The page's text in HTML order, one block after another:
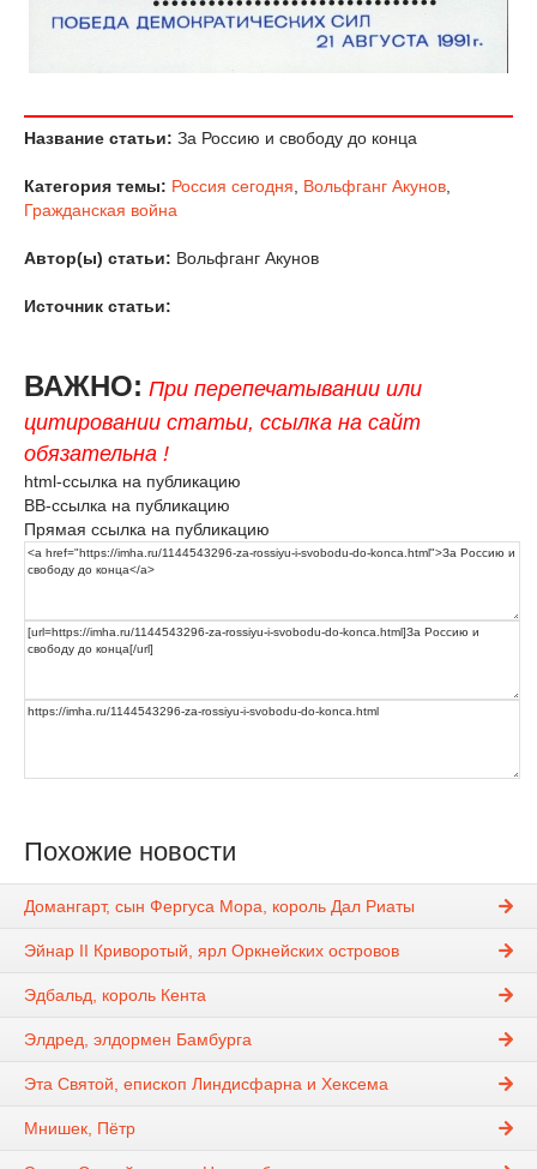
Название статьи: За Россию и свободу до конца
Категория темы: Россия сегодня Вольфганг Акунов
Гражданская война
Автор(ы) статьи: Вольфганг Акунов
Источник статьи:
ВАЖНО: При перепечатывании или
цитировании статьи, ссылка на сайт
обязательна !
html-ссылка на публикацию
BB-ссылка на публикацию
Прямая ссылка на публикацию
Похожие новости
Домангарт, сын Фергуса Мора, король Дал Риаты
Эйнар II Криворотый, ярл Оркнейских островов
Эдбальд, король Кента
Элдред, элдормен Бамбурга
Эта Святой, епископ Линдисфарна и Хексема
Мнишек, Пётр